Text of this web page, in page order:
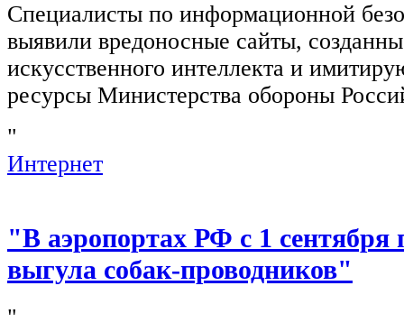
Специалисты по информационной
выявили вредоносные сайты,
искусственного интеллекта и
ресурсы Министерства обороны
"
Интернет
"В аэропортах РФ с 1 сентября
выгула собак-проводников"
"